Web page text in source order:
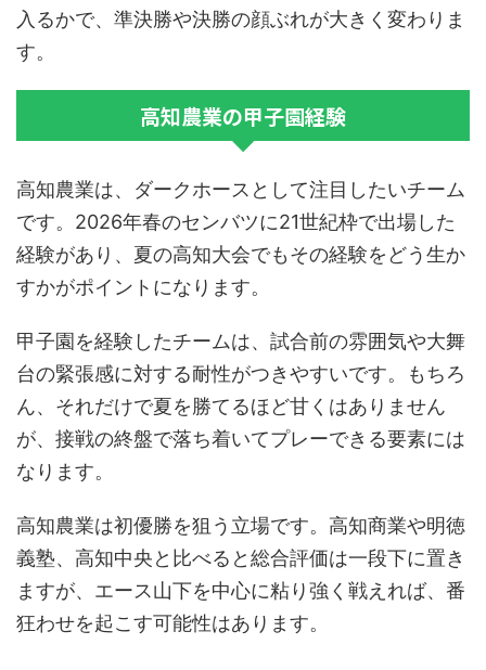
入るかで、準決勝や決勝の顔ぶれが大きく変わりま
す。
高知農業の甲子園経験
高知農業は、ダークホースとして注目したいチーム
です。2026年春のセンバツに21世紀枠で出場した
経験があり、夏の高知大会でもその経験をどう生か
すかがポイントになります。
甲子園を経験したチームは、試合前の雰囲気や大舞
台の緊張感に対する耐性がつきやすいです。もちろ
ん、それだけで夏を勝てるほど甘くはありません
が、接戦の終盤で落ち着いてプレーできる要素には
なります。
高知農業は初優勝を狙う立場です。高知商業や明徳
義塾、高知中央と比べると総合評価は一段下に置き
ますが、エース山下を中心に粘り強く戦えれば、番
狂わせを起こす可能性はあります。